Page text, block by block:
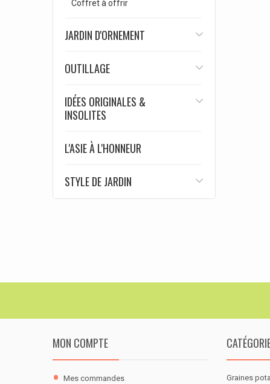
Coffret à offrir
JARDIN D'ORNEMENT
OUTILLAGE
IDÉES ORIGINALES &
INSOLITES
L'ASIE À L'HONNEUR
STYLE DE JARDIN
MON COMPTE
Mes commandes Graines